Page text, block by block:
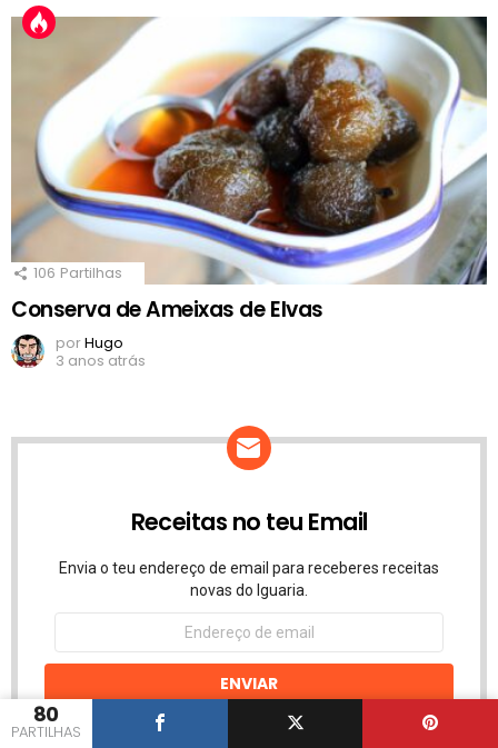
80
PARTILHAS
106 Partilhas
Conserva de Ameixas de Elvas
porHugo
3 anos atrás
Receitas no teu Email
Envia o teu endereço de email para receberes receitas
novas do Iguaria.
Endereço
email
ENVIAR